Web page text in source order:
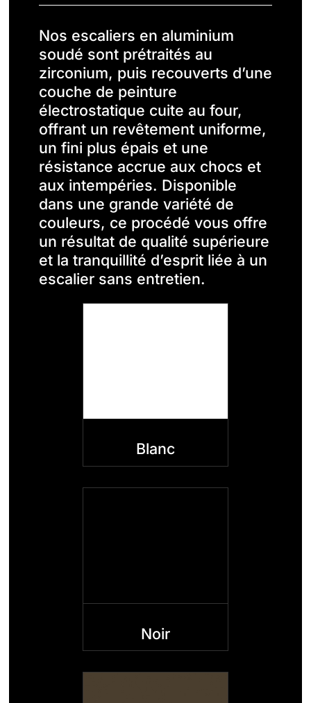
Nos escaliers en aluminium
soudé sont prétraités au
zirconium, puis recouverts d’une
couche de peinture
électrostatique cuite au four,
offrant un revêtement uniforme,
un fini plus épais et une
résistance accrue aux chocs et
aux intempéries. Disponible
dans une grande variété de
couleurs, ce procédé vous offre
un résultat de qualité supérieure
et la tranquillité d’esprit liée à un
escalier sans entretien.
Blanc
Noir